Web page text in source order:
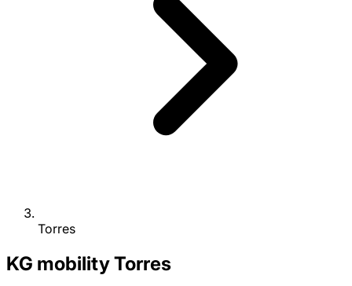
Torres
KG mobilityTorres